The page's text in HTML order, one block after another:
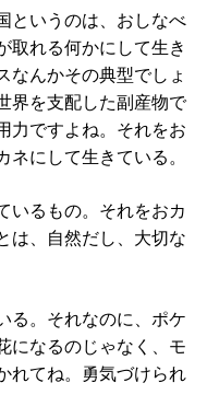
というのは、おしなべ
取れる何かにして生き
なんかその典型でしょ
界を支配した副産物で
力ですよね。それをお
ネにして生きている。
いるもの。それをおカ
は、自然だし、大切な
る。それなのに、ポケ
になるのじゃなく、モ
れてね。勇気づけられ